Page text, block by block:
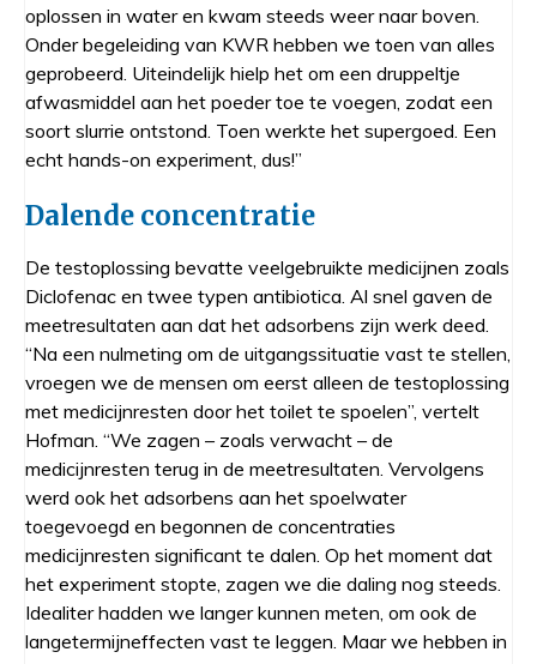
oplossen in water en kwam steeds weer naar boven.
Onder begeleiding van KWR hebben we toen van alles
geprobeerd. Uiteindelijk hielp het om een druppeltje
afwasmiddel aan het poeder toe te voegen, zodat een
soort slurrie ontstond. Toen werkte het supergoed. Een
echt hands-on experiment, dus!”
Dalende concentratie
De testoplossing bevatte veelgebruikte medicijnen zoals
Diclofenac en twee typen antibiotica. Al snel gaven de
meetresultaten aan dat het adsorbens zijn werk deed.
“Na een nulmeting om de uitgangssituatie vast te stellen,
vroegen we de mensen om eerst alleen de testoplossing
met medicijnresten door het toilet te spoelen”, vertelt
Hofman. “We zagen – zoals verwacht – de
medicijnresten terug in de meetresultaten. Vervolgens
werd ook het adsorbens aan het spoelwater
toegevoegd en begonnen de concentraties
medicijnresten significant te dalen. Op het moment dat
het experiment stopte, zagen we die daling nog steeds.
Idealiter hadden we langer kunnen meten, om ook de
langetermijneffecten vast te leggen. Maar we hebben in